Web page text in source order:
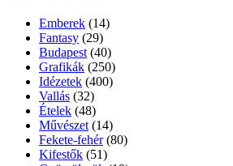
Emberek (14)
Fantasy (29)
Budapest (40)
Grafikák (250)
Idézetek (400)
Vallás (32)
Ételek (48)
Művészet (14)
Fekete-fehér (80)
Kifestők (51)